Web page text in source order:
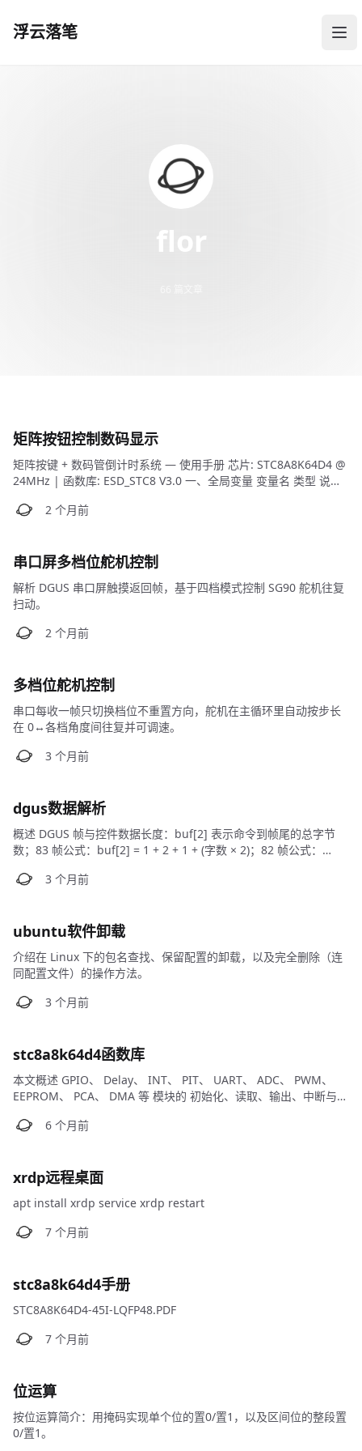
浮云落笔
浮云落笔 打
flor
矩阵按钮控制数码显示
矩阵按键 + 数码管倒计时系统 — 使用手册 芯片: STC8A8K64D4 @
24MHz | 函数库: ESD_STC8 V3.0 一、全局变量 变量名 类型 说明
秒数，范围 1~99，默认 30 ti
串口屏多档位舵机控制
解析 DGUS 串口屏触摸返回帧，基于四档模式控制 SG90 舵机往复
扫动。
多档位舵机控制
串口每收一帧只切换档位不重置方向，舵机在主循环里自动按步长
在 0↔各档角度间往复并可调速。
dgus数据解析
概述 DGUS 帧与控件数据长度：buf[2] 表示命令到帧尾的总字节
数；83 帧公式：buf[2] = 1 + 2 + 1 + (字数 × 2)；82 帧公式：
定。
ubuntu软件卸载
介绍在 Linux 下的包名查找、保留配置的卸载，以及完全删除（连
同配置文件）的操作方法。
stc8a8k64d4函数库
本文概述 GPIO、 Delay、 INT、 PIT、 UART、 ADC、 PWM、
EEPROM、 PCA、 DMA 等 模块的 初始化、读取、输出、中断与控
xrdp远程桌面
apt install xrdp service xrdp restart
stc8a8k64d4手册
STC8A8K64D4-45I-LQFP48.PDF
位运算
按位运算简介：用掩码实现单个位的置0/置1，以及区间位的整段置
0/置1。